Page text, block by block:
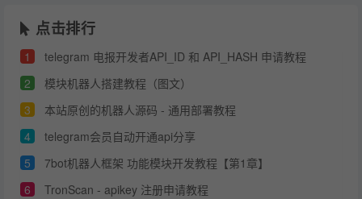
点击排行
1
telegram 电报开发者API_ID 和 API_HASH 申请教程
2
模块机器人搭建教程（图文）
3
本站原创的机器人源码 - 通用部署教程
4
telegram会员自动开通api分享
5
7bot机器人框架 功能模块开发教程【第1章】
6
TronScan - apikey 注册申请教程